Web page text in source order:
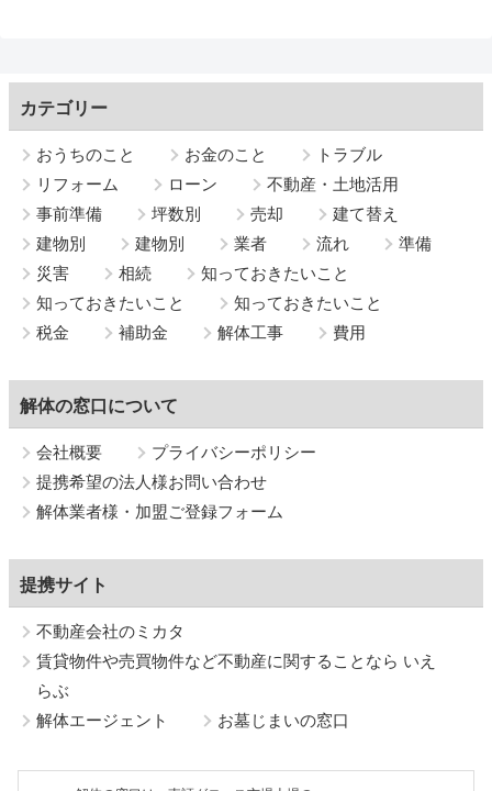
カテゴリー
おうちのこと お金のこと
トラブル
リフォーム
ローン
不動産・土地活用
事前準備
坪数別 売却
建て替え
建物別
建物別 業者 流れ
準備
災害
相続
知っておきたいこと
知っておきたいこと
知っておきたいこと
税金
補助金 解体工事 費用
解体の窓口について
会社概要
プライバシーポリシー
提携希望の法人様お問い合わせ
解体業者様・加盟ご登録フォーム
提携サイト
不動産会社のミカタ
賃貸物件や売買物件など不動産に関することなら いえ
らぶ
解体エージェント
お墓じまいの窓口